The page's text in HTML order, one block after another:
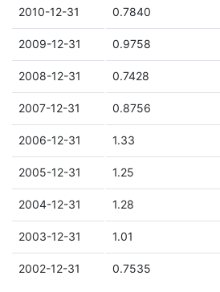
2010-12-31 0.7840
2009-12-31 0.9758
2008-12-31 0.7428
2007-12-31 0.8756
2006-12-31 1.33
2005-12-31 1.25
2004-12-31 1.28
2003-12-31 1.01
2002-12-31 0.7535